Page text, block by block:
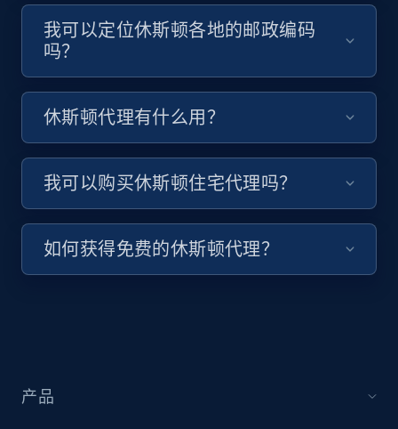
我可以定位休斯顿各地的邮政编码
吗？
休斯顿代理有什么用？
我可以购买休斯顿住宅代理吗？
如何获得免费的休斯顿代理？
产品